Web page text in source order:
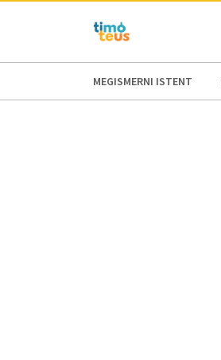
AFRICA
MEGISMERNI ISTENT